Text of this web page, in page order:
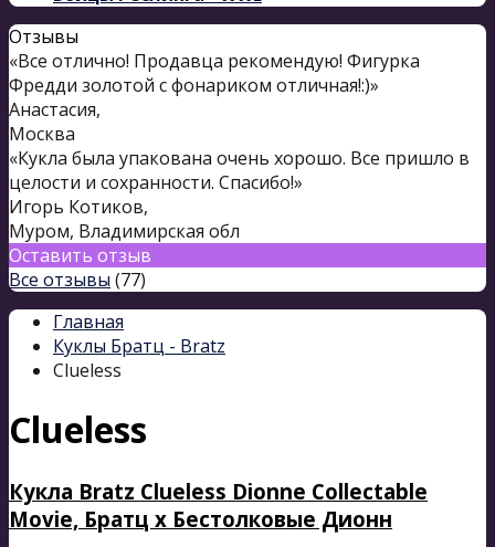
Отзывы
«Все отлично! Продавца рекомендую! Фигурка
Фредди золотой с фонариком отличная!:)»
Анастасия,
Москва
«Кукла была упакована очень хорошо. Все пришло в
целости и сохранности. Спасибо!»
Игорь Котиков,
Муром, Владимирская обл
Оставить отзыв
Все отзывы (77)
Главная
Куклы Братц - Bratz
Clueless
Clueless
Кукла Bratz Clueless Dionne Collectable
Movie, Братц х Бестолковые Дионн